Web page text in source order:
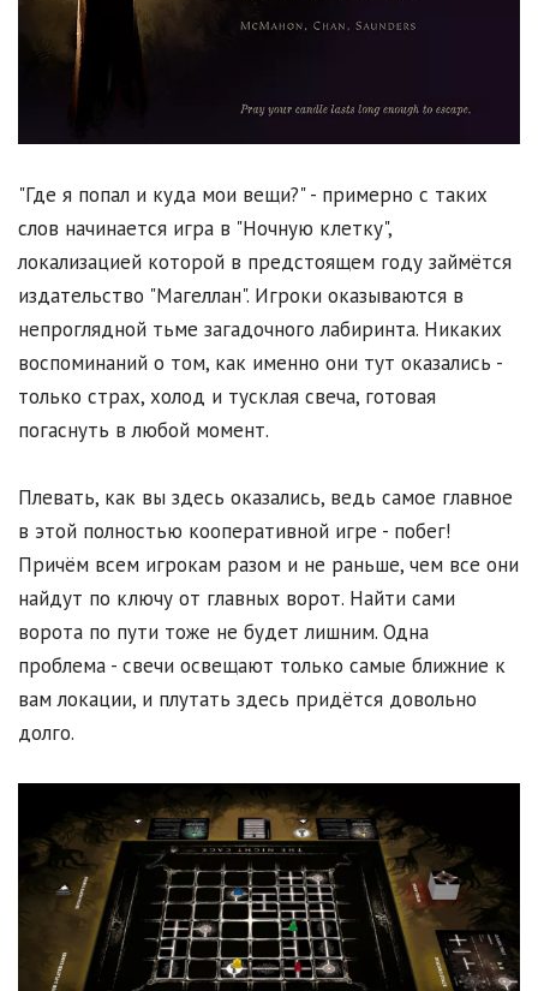
"Где я попал и куда мои вещи?" - примерно с таких
слов начинается игра в "Ночную клетку",
локализацией которой в предстоящем году займётся
издательство "Магеллан". Игроки оказываются в
непроглядной тьме загадочного лабиринта. Никаких
воспоминаний о том, как именно они тут оказались -
только страх, холод и тусклая свеча, готовая
погаснуть в любой момент.
Плевать, как вы здесь оказались, ведь самое главное
в этой полностью кооперативной игре - побег!
Причём всем игрокам разом и не раньше, чем все они
найдут по ключу от главных ворот. Найти сами
ворота по пути тоже не будет лишним. Одна
проблема - свечи освещают только самые ближние к
вам локации, и плутать здесь придётся довольно
долго.